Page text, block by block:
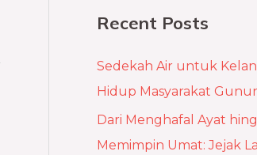
c
h
f
o
Recent Posts
Sedekah Air untuk
Hidup Masyarakat
Dari Menghafal Ayat
Memimpin Umat: Jejak